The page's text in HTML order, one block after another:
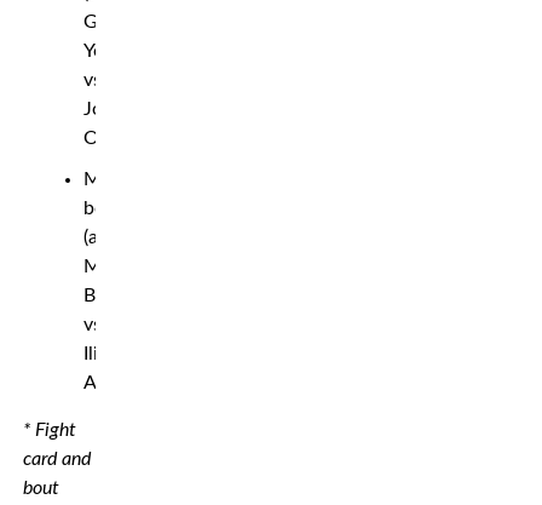
George
Youssef
vs.
Joakim
Olofsson
Middleweight
bout
(amateur):
Mehmed
Bayram
vs.
Ilias
Avramidis
* Fight
card and
bout